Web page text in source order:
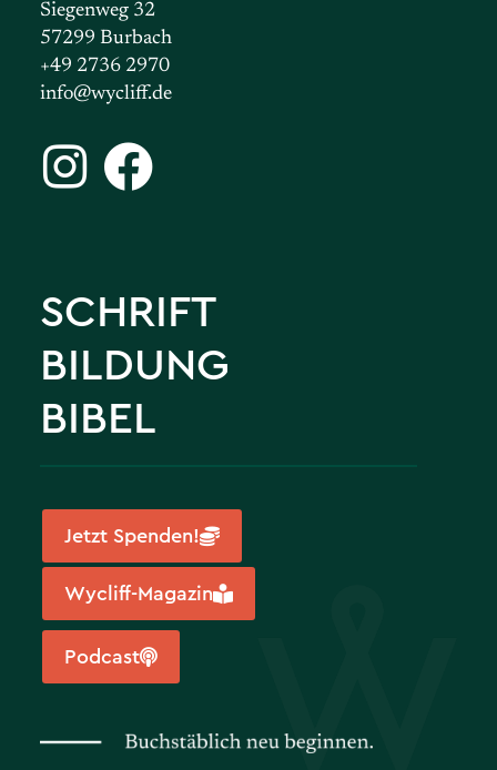
Siegenweg 32
57299 Burbach
+49 2736 2970
info@wycliff.de
SCHRIFT
BILDUNG
BIBEL
Jetzt Spenden!
Wycliff-Magazin
Podcast